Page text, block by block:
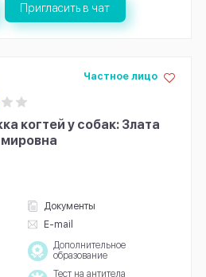
Пригласить в чат
когтей у собак: Злата
Документы
E-mail
Частное лицо
Дополнительное
образование
Тест на антитела